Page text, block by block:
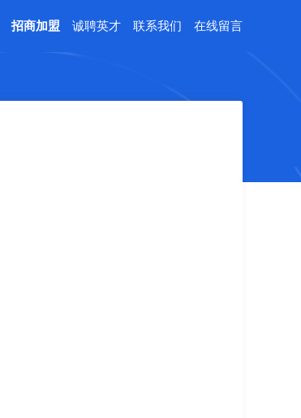
招商加盟 诚聘英才 联系我们 在线留言